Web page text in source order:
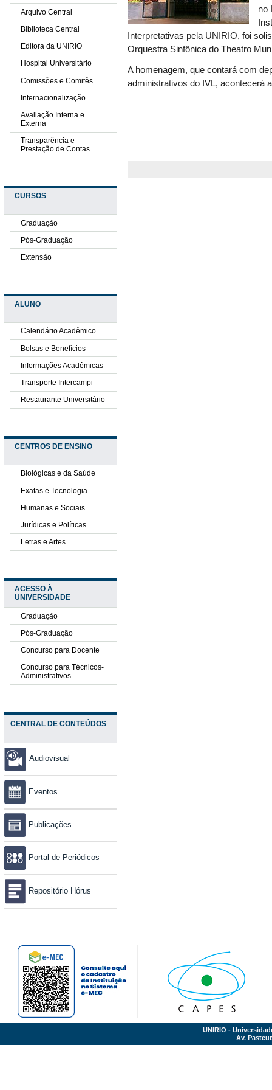
Arquivo Central
Biblioteca Central
Editora da UNIRIO
Hospital Universitário
Comissões e Comitês
Internacionalização
Avaliação Interna e
Externa
Transparência e
Prestação de Contas
CURSOS
Graduação
Pós-Graduação
Extensão
ALUNO
Calendário Acadêmico
Bolsas e Benefícios
Informações Acadêmicas
Transporte Intercampi
Restaurante Universitário
CENTROS DE ENSINO
Biológicas e da Saúde
Exatas e Tecnologia
Humanas e Sociais
Jurídicas e Políticas
Letras e Artes
ACESSO À
UNIVERSIDADE
Graduação
Pós-Graduação
Concurso para Docente
Concurso para Técnicos-
Administrativos
CENTRAL DE CONTEÚDOS
Audiovisual
Eventos
Publicações
Portal de Periódicos
Repositório Hórus
no
Interpretativas pela UNIRIO, foi
Orquestra Sinfônica do Theatro
A homenagem, que contará com
administrativos do IVL, acontecerá
UNIRIO -
Av.